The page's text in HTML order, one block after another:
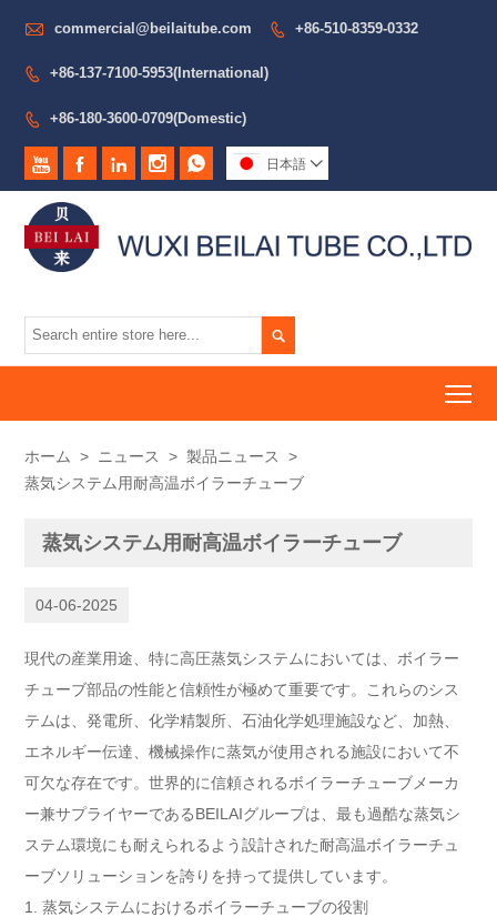
 commercial@beilaitube.com  +86-510-8359-0332
 +86-137-7100-5953(International)
 +86-180-3600-0709(Domestic)
     日本語 

ホーム > ニュース > 製品ニュース
>
蒸気システム用耐高温ボイラーチューブ
蒸気システム用耐高温ボイラーチューブ
04-06-2025
現代の産業用途、特に高圧蒸気システムにおいては、ボイラー
チューブ部品の性能と信頼性が極めて重要です。これらのシス
テムは、発電所、化学精製所、石油化学処理施設など、加熱、
エネルギー伝達、機械操作に蒸気が使用される施設において不
可欠な存在です。世界的に信頼されるボイラーチューブメーカ
ー兼サプライヤーであるBEILAIグループは、最も過酷な蒸気シ
ステム環境にも耐えられるよう設​​計された耐高温ボイラーチュ
ーブソリューションを誇りを持って提供しています。
1. 蒸気システムにおけるボイラーチューブの役割